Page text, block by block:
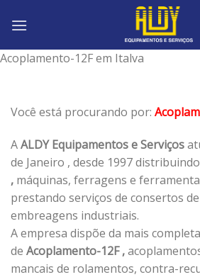
Acoplamento-12F em Italva
Você está procurando por:
AALDY Equipamentos e Serviços
de Janeiro , desde 1997 distribuindo
, máquinas, ferragens e
prestando serviços de consertos
embreagens industriais.
A empresa dispõe da mais
de Acoplamento-12F ,
mancais de rolamentos, contra-